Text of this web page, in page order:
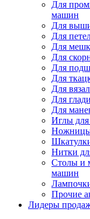
Для
машин
Для
Для
Для
Для
Для
Для
Для
Для
Для
Иглы
Ножницы
Нитки
Столы и
машин
Прочие
Лидеры